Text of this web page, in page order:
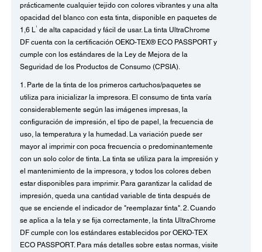
prácticamente cualquier tejido con colores vibrantes y una alta
opacidad del blanco con esta tinta, disponible en paquetes de
1,6 L
1
de alta capacidad y fácil de usar. La tinta UltraChrome
DF cuenta con la certificación OEKO-TEX® ECO PASSPORT y
cumple con los estándares de la Ley de Mejora de la
Seguridad de los Productos de Consumo (CPSIA).
1. Parte de la tinta de los primeros cartuchos/paquetes se
utiliza para inicializar la impresora. El consumo de tinta varía
considerablemente según las imágenes impresas, la
configuración de impresión, el tipo de papel, la frecuencia de
uso, la temperatura y la humedad. La variación puede ser
mayor al imprimir con poca frecuencia o predominantemente
con un solo color de tinta. La tinta se utiliza para la impresión y
el mantenimiento de la impresora, y todos los colores deben
estar disponibles para imprimir. Para garantizar la calidad de
impresión, queda una cantidad variable de tinta después de
que se enciende el indicador de "reemplazar tinta". 2. Cuando
se aplica a la tela y se fija correctamente, la tinta UltraChrome
DF cumple con los estándares establecidos por OEKO-TEX
ECO PASSPORT. Para más detalles sobre estas normas, visite